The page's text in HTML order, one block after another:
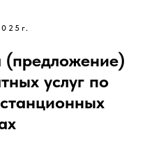
(предложение)
услуг по